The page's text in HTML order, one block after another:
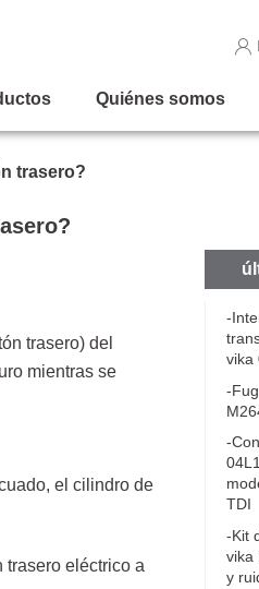
Quiénes somos
trasero?
trasero) del
mientras se
el cilindro de
trasero eléctrico a
-
vika
-
-
TDI
-Kit
vika
y